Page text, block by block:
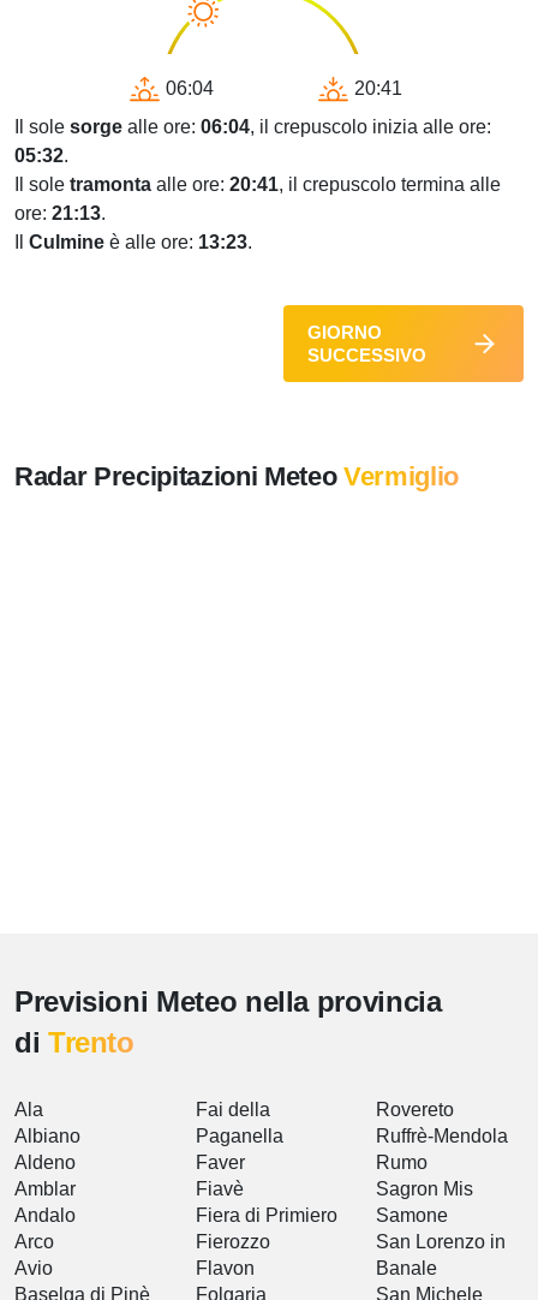
06:04
20:41
Il sole sorge alle ore: 06:04, il crepuscolo inizia alle ore:
05:32.
Il sole tramonta alle ore: 20:41, il crepuscolo termina alle
ore: 21:13.
Culmine è alle ore: 13:23.
GIORNO
SUCCESSIVO
Radar Precipitazioni MeteoVermiglio
Previsioni Meteo nella provincia
di Trento
Ala
Albiano
Aldeno
Amblar
Andalo
Arco
Avio
Baselga di Pinè
Fai della
Paganella
Faver
Fiavè
Fiera di Primiero
Fierozzo
Flavon
Folgaria
Rovereto
Ruffrè-Mendola
Rumo
Sagron Mis
Samone
San Lorenzo in
Banale
San Michele